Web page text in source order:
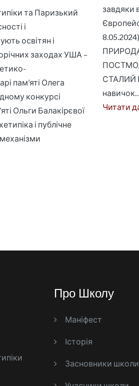
та Паризький
і
освітян і
заходах УША –
пам’яті Олега
конкурсі
Ольги Балакірєвої
і публічне
завдяки
СТАЛИЙ
навичок…
Читати
Про Школу
Маніфест
Історія
Засновники школи